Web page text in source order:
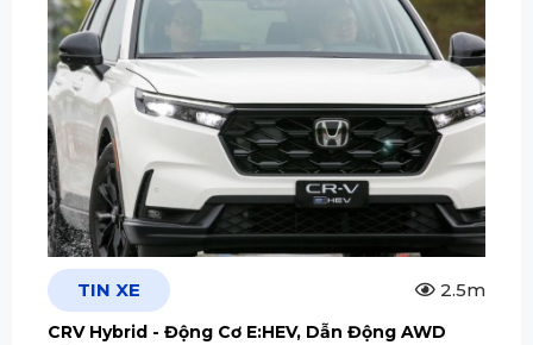
TIN XE 2.5m
CRV Hybrid - Động Cơ E:HEV, Dẫn Động AWD